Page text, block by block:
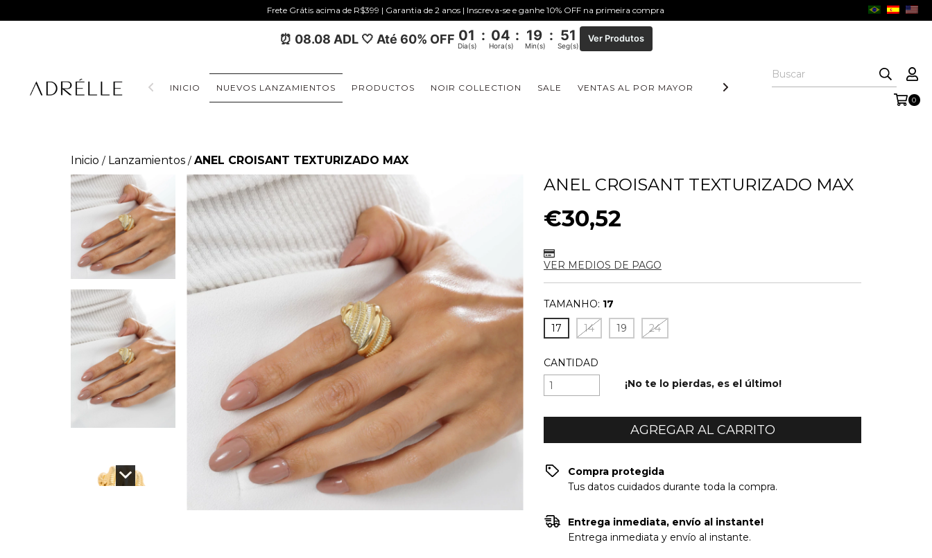
Frete Grátis acima de R$399 | Garantia de 2 anos | Inscreva-se e ganhe 10% OFF na primeira compra
⏰ 08.08 ADL 🤍 Até 60% OFF 01 : 04 : 19 : 51
Dia(s) Hora(s) Min(s) Seg(s)
Ver Produtos
INICIO NUEVOS LANZAMIENTOS PRODUCTOS NOIR COLLECTION SALE VENTAS AL POR MAYOR DIA DOS PAIS COLEÇÃO AURORA
0
Inicio / Lanzamientos / ANEL CROISANT TEXTURIZADO MAX
ANEL CROISANT TEXTURIZADO MAX
€30,52
VER MEDIOS DE PAGO
TAMANHO: 17
17
14 19 24
CANTIDAD
¡No te lo pierdas, es el último!
Compra protegida
Tus datos cuidados durante toda la compra.
Entrega inmediata, envío al instante!
Entrega inmediata y envío al instante.